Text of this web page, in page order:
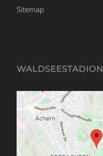
Sitemap
WALDSEESTADION